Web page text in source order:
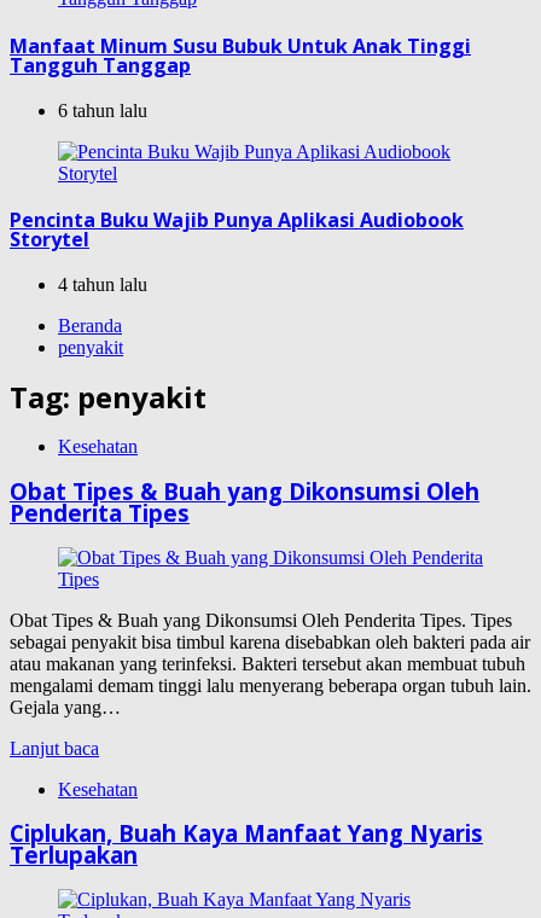
Manfaat Minum Susu Bubuk Untuk Anak Tinggi
Tangguh Tanggap
6 tahun lalu
Pencinta Buku Wajib Punya Aplikasi Audiobook
Storytel
4 tahun lalu
Beranda
penyakit
Tag: penyakit
Kesehatan
Obat Tipes & Buah yang Dikonsumsi Oleh
Penderita Tipes
Obat Tipes & Buah yang Dikonsumsi Oleh Penderita Tipes. Tipes
sebagai penyakit bisa timbul karena disebabkan oleh bakteri pada air
atau makanan yang terinfeksi. Bakteri tersebut akan membuat tubuh
mengalami demam tinggi lalu menyerang beberapa organ tubuh lain.
Gejala yang…
Lanjut baca
Kesehatan
Ciplukan, Buah Kaya Manfaat Yang Nyaris
Terlupakan